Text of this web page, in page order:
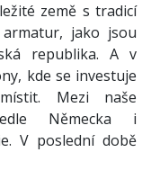
země s tradicí
jako jsou
republika. A v
kde se investuje
Mezi naše
Německa i
V poslední době